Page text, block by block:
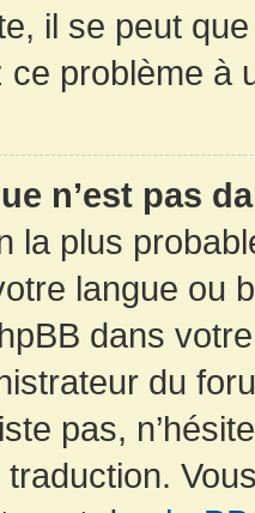
il se peut
ce problème à
n’est pas
la plus
langue ou
dans
du
pas,
traduction.